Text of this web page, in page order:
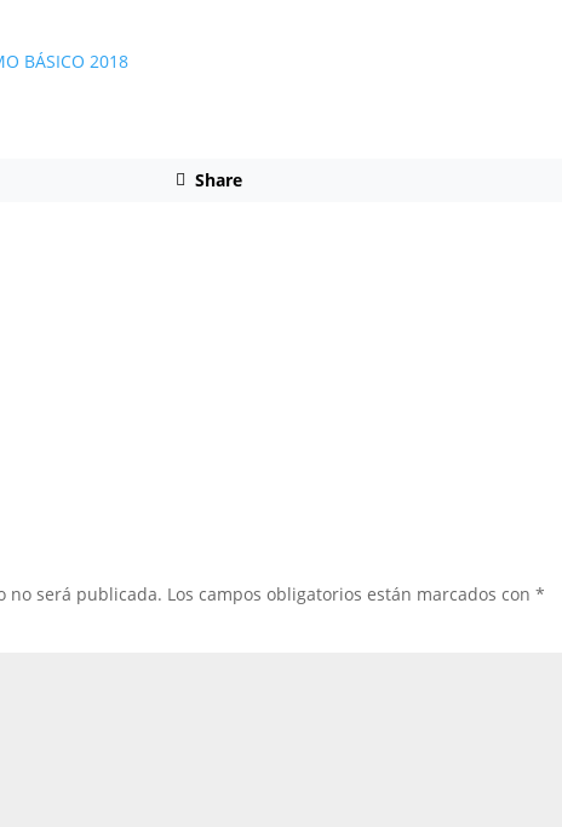
BÁSICO 2018
Share
no será publicada. Los campos obligatorios están marcados con*